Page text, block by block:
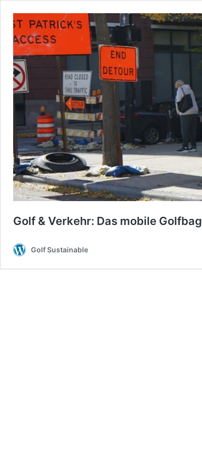
Golf & Verkehr: Das mobile Golfbag
Golf Sustainable